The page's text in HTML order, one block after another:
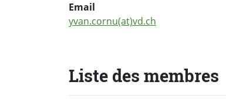
Email
yvan.cornu(at)vd.ch
Liste des membres